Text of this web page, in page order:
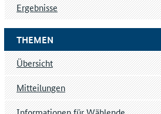
THEMEN
Übersicht
Mitteilungen
Ergebnisse